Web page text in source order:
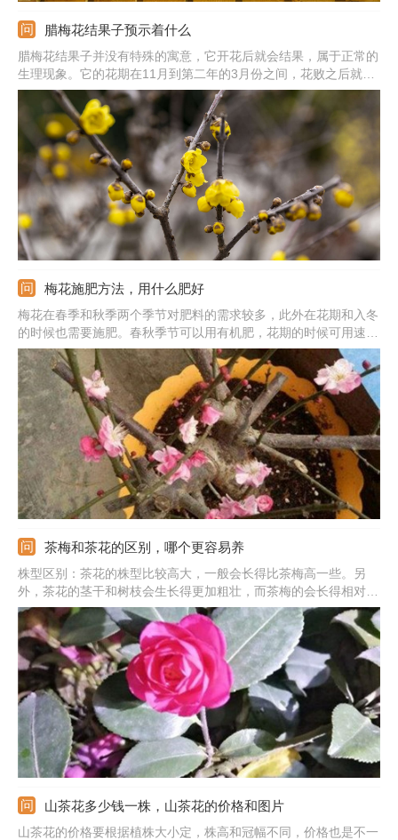
腊梅花结果子预示着什么
腊梅花结果子并没有特殊的寓意，它开花后就会结果，属于正常的
生理现象。它的花期在11月到第二年的3月份之间，花败之后就会
结果。果实成熟前是绿色的，等成熟后会变为灰褐色。不过梅花的
寓意美好，象征着独立、忠贞、坚毅、高洁、坚贞、忠实，适合送
个自己尊敬的人。
梅花施肥方法，用什么肥好
梅花在春季和秋季两个季节对肥料的需求较多，此外在花期和入冬
的时候也需要施肥。春秋季节可以用有机肥，花期的时候可用速效
肥，入冬的时候需要使用一次腐熟的有机肥。肥料都需要稀释过后
再使用；春季和秋季施肥可控制在20—30天一次。需注意夏季的
时候温度非常高，不适合施加肥料。
茶梅和茶花的区别，哪个更容易养
株型区别：茶花的株型比较高大，一般会长得比茶梅高一些。另
外，茶花的茎干和树枝会生长得更加粗壮，而茶梅的会长得相对细
小。叶片区别：茶花的叶子相对较薄，叶长5-10cm，叶宽2.5-
5cm。而茶梅的叶子相对较厚，叶长3-5cm，叶宽2-3cm。果实不
同：茶花的蒴果直径在2.5-3cm之间，相对较大。而茶梅的蒴果直
径在1.5-2cm之间，相对较小。
山茶花多少钱一株，山茶花的价格和图片
山茶花的价格要根据植株大小定，株高和冠幅不同，价格也是不一